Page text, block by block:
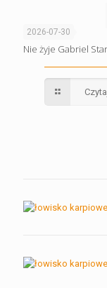
2026-07-30
Nie żyje Gabriel